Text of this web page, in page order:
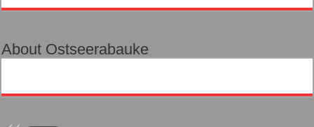
About Ostseerabauke